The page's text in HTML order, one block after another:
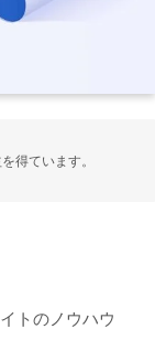
得ています。
トのノウハウ